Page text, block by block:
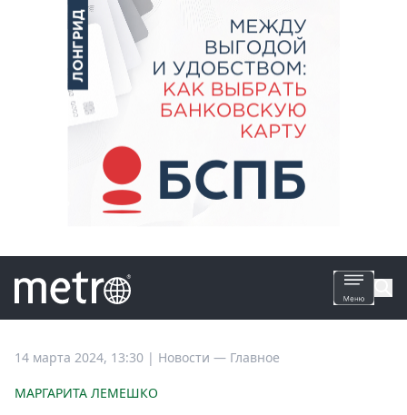
Все
14 марта 2024, 13:30 | Новости — Главное
МАРГАРИТА ЛЕМЕШКО